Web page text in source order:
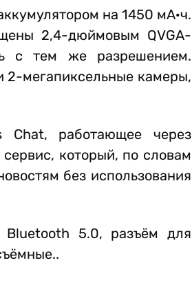
на 1450 мА·ч.
2,4-дюймовым QVGA-
с тем же разрешением.
2-мегапиксельные камеры,
Chat, работающее через
который, по словам
без использования
Bluetooth 5.0, разъём для